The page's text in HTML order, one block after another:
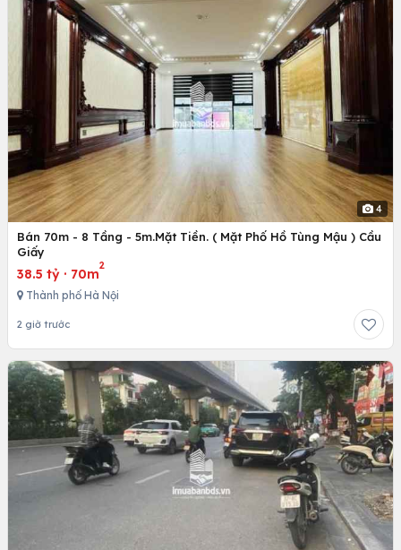
4
Bán 70m - 8 Tầng - 5m.Mặt Tiền. ( Mặt Phố Hồ Tùng Mậu ) Cầu
Giấy
38.5 tỷ · 70m
2
Thành phố Hà Nội
2 giờ trước